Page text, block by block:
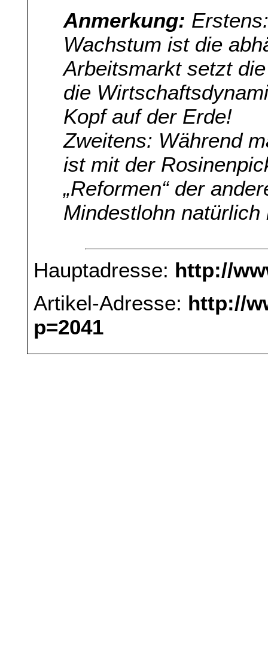
Anmerkung:
Wachstum ist die
Arbeitsmarkt setzt
die
Kopf auf der Erde!
Zweitens: Während
ist mit der
„Reformen“ der
Mindestlohn natürlich
Hauptadresse: http://
Artikel-Adresse: http://
p=2041